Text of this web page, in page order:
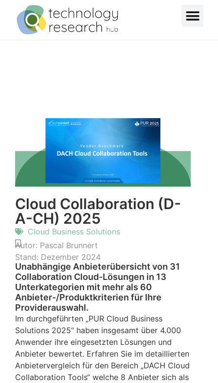
Cloud Collaboration (D-
A-CH) 2025
Cloud Business Solutions
Autor: Pascal Brunnert
Stand: Dezember 2024
Unabhängige Anbieterübersicht von 31
Collaboration Cloud-Lösungen in 13
Unterkategorien mit mehr als 60
Anbieter-/Produktkriterien für Ihre
Providerauswahl.
Im durchgeführten „PUR Cloud Business
Solutions 2025“ haben insgesamt über 4.000
Anwender ihre eingesetzten Lösungen und
Anbieter bewertet. Erfahren Sie im detaillierten
Anbietervergleich für den Bereich „DACH Cloud
Collaboration Tools“ welche 8 Anbieter sich als